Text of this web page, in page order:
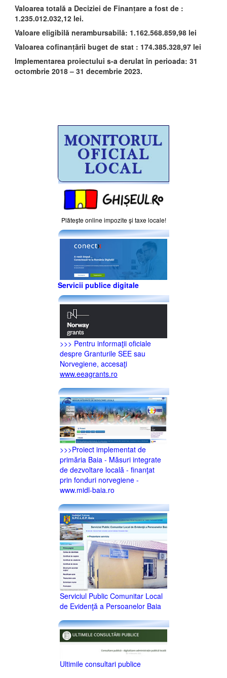
Valoarea totală a Deciziei de Finanțare a fost de :
1.235.012.032,12 lei.
Valoare eligibilă nerambursabilă: 1.162.568.859,98 lei
Valoarea cofinanțării buget de stat : 174.385.328,97 lei
Implementarea proiectului s-a derulat în perioada: 31
octombrie 2018 – 31 decembrie 2023.
Plăteşte online impozite şi taxe locale!
Servicii publice digitale
>>> Pentru informaţii oficiale
despre Granturile SEE sau
Norvegiene, accesaţi
www.eeagrants.ro
>>>Proiect implementat de
primăria Baia - Măsuri integrate
de dezvoltare locală - finanţat
prin fonduri norvegiene -
www.midl-baia.ro
Serviciul Public Comunitar Local
de Evidenţă a Persoanelor Baia
Ultimile consultari publice